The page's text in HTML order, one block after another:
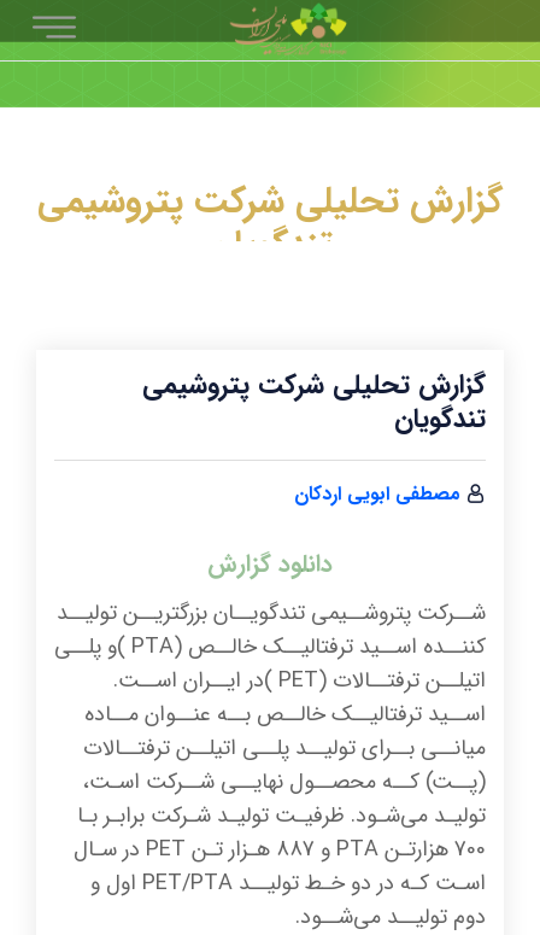
گزارش تحلیلی شرکت پتروشيمی
تندگويان
گزارش تحلیلی شرکت پتروشيمی
تندگويان
مصطفی ابویی اردکان
دانلود گزارش
شــرکت پتروشــیمی تندگویــان بزرگتریــن تولیــد
کننــده اســید ترفتالیــک خالــص (PTA )و پلــی
اتیلــن ترفتــالات (PET )در ایــران اســت.
اســید ترفتالیــک خالــص بــه عنــوان مــاده
میانــی بــرای تولیــد پلــی اتیلــن ترفتــالات
(پــت) کــه محصــول نهایــی شــرکت اسـت،
تولیـد می‌شـود. ظرفیـت تولیـد شـرکت برابـر بـا
700 هزارتـن PTA و 887 هـزار تـن PET در سـال
اسـت کـه در دو خـط تولیــد PET/PTA اول و
دوم تولیــد می‌شــود.